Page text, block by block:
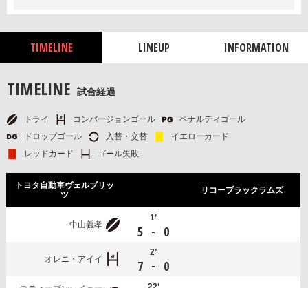
TIMELINE LINEUP INFORMATION
TIMELINE 試合経過
トライ コンバージョンゴール
ペナルティゴール
ドロップゴール
入替・交替
イエローカード
レッドカード
ゴール失敗
トヨタ自動車ヴェルブリッ
ツ
リコーブラックラムズ
中山義孝
1’
5 - 0
オレニ・アイイ
2’
7 - 0